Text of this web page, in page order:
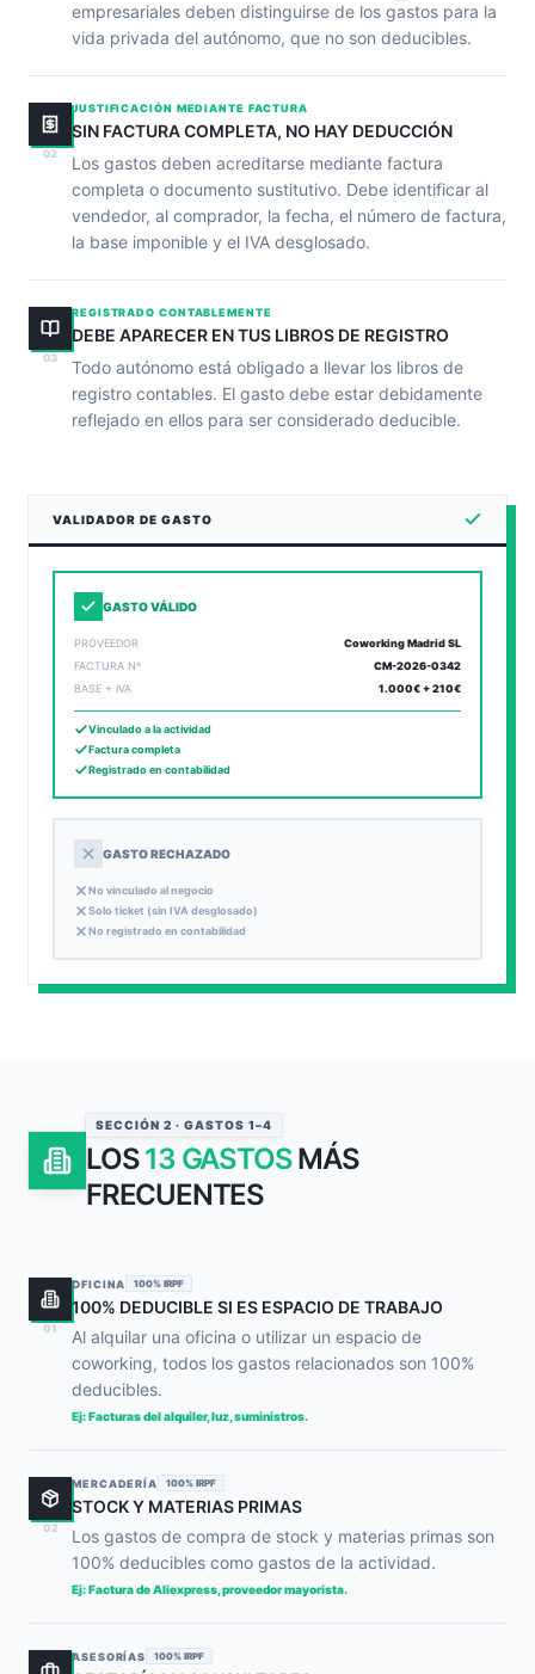
empresariales deben distinguirse de los gastos para la
vida privada del autónomo, que no son deducibles.
02
JUSTIFICACIÓN MEDIANTE FACTURA
SIN FACTURA COMPLETA, NO HAY DEDUCCIÓN
Los gastos deben acreditarse mediante factura
completa o documento sustitutivo. Debe identificar al
vendedor, al comprador, la fecha, el número de factura,
la base imponible y el IVA desglosado.
03
REGISTRADO CONTABLEMENTE
DEBE APARECER EN TUS LIBROS DE REGISTRO
Todo autónomo está obligado a llevar los libros de
registro contables. El gasto debe estar debidamente
reflejado en ellos para ser considerado deducible.
VALIDADOR DE GASTO
GASTO VÁLIDO
PROVEEDOR
Coworking Madrid SL
FACTURA Nº
CM-2026-0342
BASE + IVA
1.000€ + 210€
Vinculado a la actividad
Factura completa
Registrado en contabilidad
GASTO RECHAZADO
No vinculado al negocio
Solo ticket (sin IVA desglosado)
No registrado en contabilidad
SECCIÓN 2 · GASTOS 1–4
LOS13 GASTOSMÁS
FRECUENTES
01
OFICINA 100% IRPF
100% DEDUCIBLE SI ES ESPACIO DE TRABAJO
Al alquilar una oficina o utilizar un espacio de
coworking, todos los gastos relacionados son 100%
deducibles.
Ej: Facturas del alquiler, luz, suministros.
02
MERCADERÍA 100% IRPF
STOCK Y MATERIAS PRIMAS
Los gastos de compra de stock y materias primas son
100% deducibles como gastos de la actividad.
Ej: Factura de Aliexpress, proveedor mayorista.
ASESORÍAS 100% IRPF